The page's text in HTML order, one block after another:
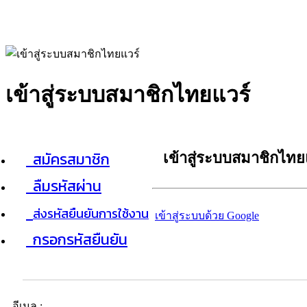
เข้าสู่ระบบสมาชิกไทยแวร์
สมัครสมาชิก
ลืมรหัสผ่าน
ส่งรหัสยืนยันการใช้งาน
กรอกรหัสยืนยัน
เข้าสู่ระบบสมาชิกไท
เข้าสู่ระบบด้วย Google